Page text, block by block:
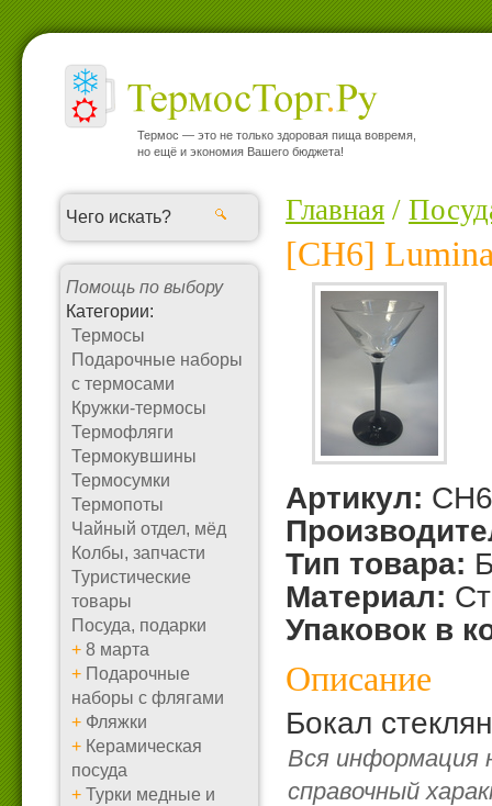
Термос — это не только здоровая пища вовремя,
но ещё и экономия Вашего бюджета!
Помощь по выбору
Категории:
Термосы
Подарочные наборы
с термосами
Кружки-термосы
Термофляги
Термокувшины
Термосумки
Термопоты
Чайный отдел, мёд
Колбы, запчасти
Туристические
товары
Посуда, подарки
+ 8 марта
+ Подарочные
наборы с флягами
+ Фляжки
+ Керамическая
посуда
+ Турки медные и
Главная /
[CH6]
Артикул: CH6
Тип товара:
Материал:
Упаковок в
Описание
Бокал
Вся информация
справочный